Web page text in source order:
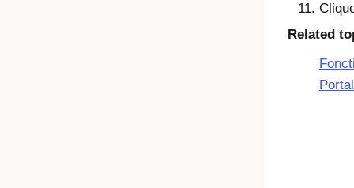
Related